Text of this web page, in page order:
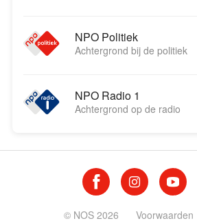
NPO Politiek
Achtergrond bij de politiek
NPO Radio 1
Achtergrond op de radio
© NOS 2026 Voorwaarden